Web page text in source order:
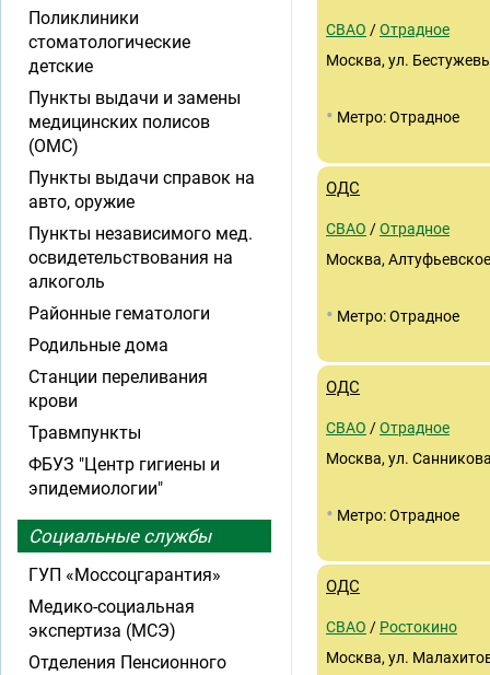
СВАО /Отрадное
Москва, ул.
• Метро: Отрадное
ОДС
СВАО /Отрадное
Москва,
• Метро: Отрадное
ОДС
СВАО /Отрадное
Москва, ул.
• Метро: Отрадное
ОДС
СВАО / Ростокино
Москва, ул.
Поликлиники
стоматологические
детские
Пункты выдачи и замены
медицинских полисов
(ОМС)
Пункты выдачи справок на
авто, оружие
Пункты независимого мед.
освидетельствования на
алкоголь
Районные гематологи
Родильные дома
Станции переливания
крови
Травмпункты
ФБУЗ "Центр гигиены и
эпидемиологии"
Социальные службы
ГУП «Моссоцгарантия»
Медико-социальная
экспертиза (МСЭ)
Отделения Пенсионного